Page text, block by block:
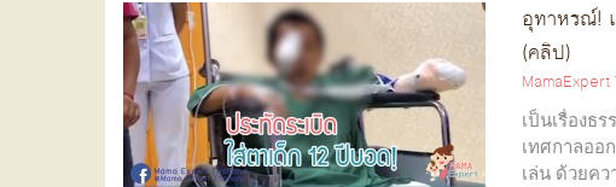
อุทาหรณ์!
(คลิป)
MamaExpert
เป็นเรื่องธ
เทศกาลออ
เล่น ด้วยค